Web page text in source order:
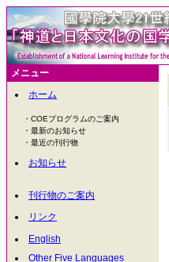
メニュー
ホーム
・COEプログラムのご案内
・最新のお知らせ
・最近の刊行物
お知らせ
刊行物のご案内
リンク
English
Other Five Languages